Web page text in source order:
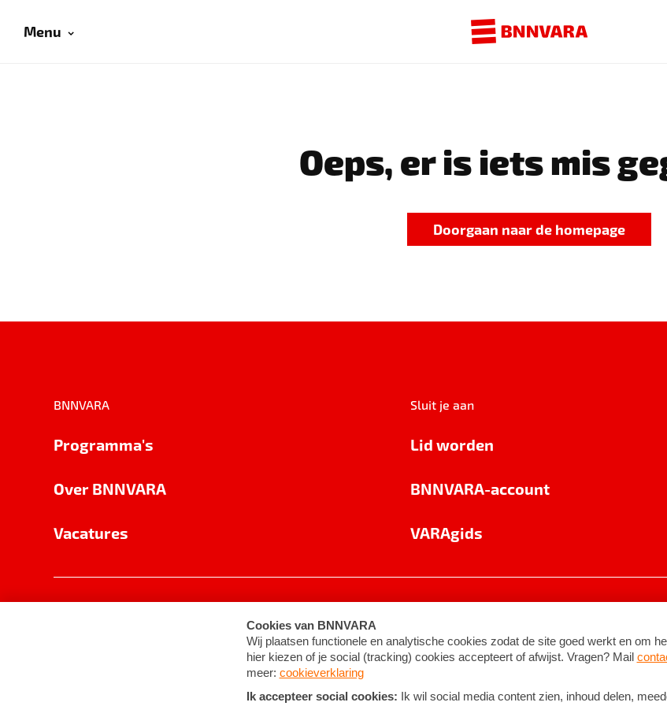
Menu
Oeps, er is iets mis
Doorgaan naar de homepage
BNNVARA
Programma's
Over BNNVARA
Vacatures
Sluit je aan
Lid worden
BNNVARA-account
VARAgids
Cookie-instellingen Algemene voorwaarden ©2026BNNVARA